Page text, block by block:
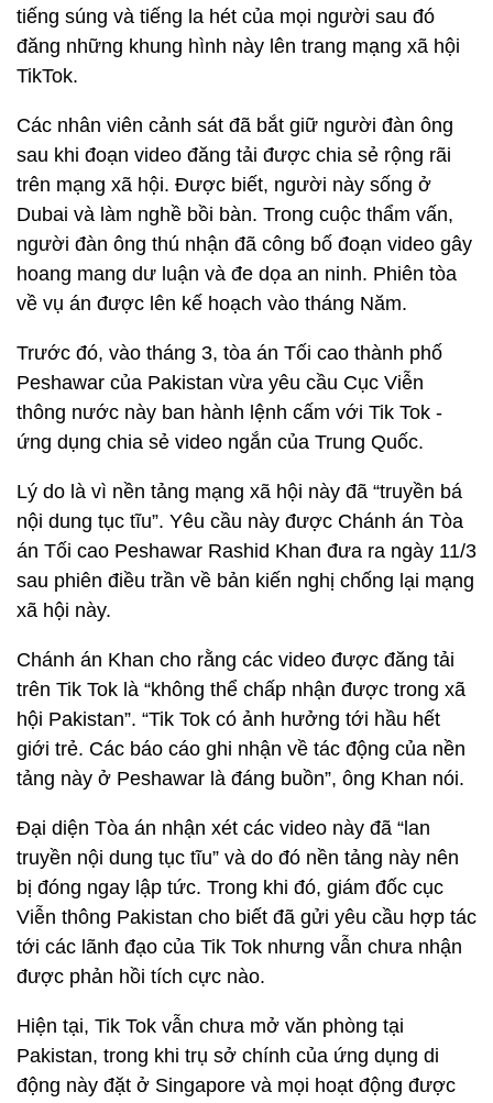
tiếng súng và tiếng la hét của mọi người sau đó
đăng những khung hình này lên trang mạng xã hội
TikTok.
Các nhân viên cảnh sát đã bắt giữ người đàn ông
sau khi đoạn video đăng tải được chia sẻ rộng rãi
trên mạng xã hội. Được biết, người này sống ở
Dubai và làm nghề bồi bàn. Trong cuộc thẩm vấn,
người đàn ông thú nhận đã công bố đoạn video gây
hoang mang dư luận và đe dọa an ninh. Phiên tòa
về vụ án được lên kế hoạch vào tháng Năm.
Trước đó, vào tháng 3, tòa án Tối cao thành phố
Peshawar của Pakistan vừa yêu cầu Cục Viễn
thông nước này ban hành lệnh cấm với Tik Tok -
ứng dụng chia sẻ video ngắn của Trung Quốc.
Lý do là vì nền tảng mạng xã hội này đã “truyền bá
nội dung tục tĩu”. Yêu cầu này được Chánh án Tòa
án Tối cao Peshawar Rashid Khan đưa ra ngày 11/3
sau phiên điều trần về bản kiến nghị chống lại mạng
xã hội này.
Chánh án Khan cho rằng các video được đăng tải
trên Tik Tok là “không thể chấp nhận được trong xã
hội Pakistan”. “Tik Tok có ảnh hưởng tới hầu hết
giới trẻ. Các báo cáo ghi nhận về tác động của nền
tảng này ở Peshawar là đáng buồn”, ông Khan nói.
Đại diện Tòa án nhận xét các video này đã “lan
truyền nội dung tục tĩu” và do đó nền tảng này nên
bị đóng ngay lập tức. Trong khi đó, giám đốc cục
Viễn thông Pakistan cho biết đã gửi yêu cầu hợp tác
tới các lãnh đạo của Tik Tok nhưng vẫn chưa nhận
được phản hồi tích cực nào.
Hiện tại, Tik Tok vẫn chưa mở văn phòng tại
Pakistan, trong khi trụ sở chính của ứng dụng di
động này đặt ở Singapore và mọi hoạt động được